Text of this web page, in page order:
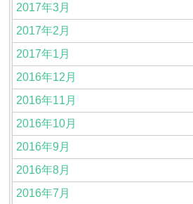
2017年3月
2017年2月
2017年1月
2016年12月
2016年11月
2016年10月
2016年9月
2016年8月
2016年7月